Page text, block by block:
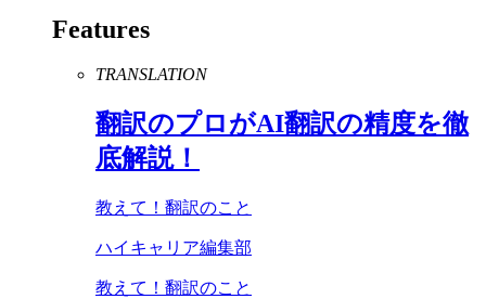
Features
TRANSLATION
翻訳のプロがAI翻訳の精度を徹
底解説！
教えて！翻訳のこと
ハイキャリア編集部
教えて！翻訳のこと